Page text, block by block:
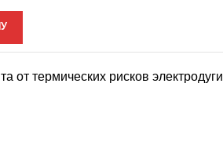
от термических рисков электродуги